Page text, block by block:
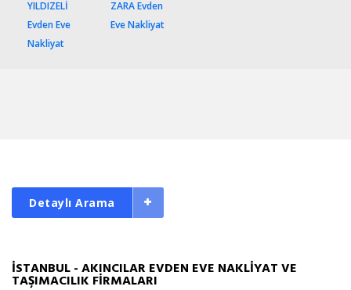
YILDIZELİ
Evden Eve
Nakliyat
ZARA Evden
Eve Nakliyat
Detaylı Arama
İSTANBUL - AKINCILAR EVDEN EVE NAKLİYAT VE
TAŞIMACILIK FİRMALARI